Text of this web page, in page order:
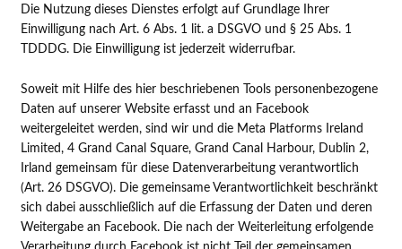
Die Nutzung dieses Dienstes erfolgt auf Grundlage Ihrer
Einwilligung nach Art. 6 Abs. 1 lit. a DSGVO und § 25 Abs. 1
TDDDG. Die Einwilligung ist jederzeit widerrufbar.
Soweit mit Hilfe des hier beschriebenen Tools personenbezogene
Daten auf unserer Website erfasst und an Facebook
weitergeleitet werden, sind wir und die Meta Platforms Ireland
Limited, 4 Grand Canal Square, Grand Canal Harbour, Dublin 2,
Irland gemeinsam für diese Datenverarbeitung verantwortlich
(Art. 26 DSGVO). Die gemeinsame Verantwortlichkeit beschränkt
sich dabei ausschließlich auf die Erfassung der Daten und deren
Weitergabe an Facebook. Die nach der Weiterleitung erfolgende